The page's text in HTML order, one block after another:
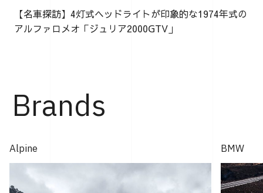
【名車探訪】4灯式ヘッドライトが印象的な1974年式の
アルファロメオ「ジュリア2000GTV」
Brands
Alpine BMW